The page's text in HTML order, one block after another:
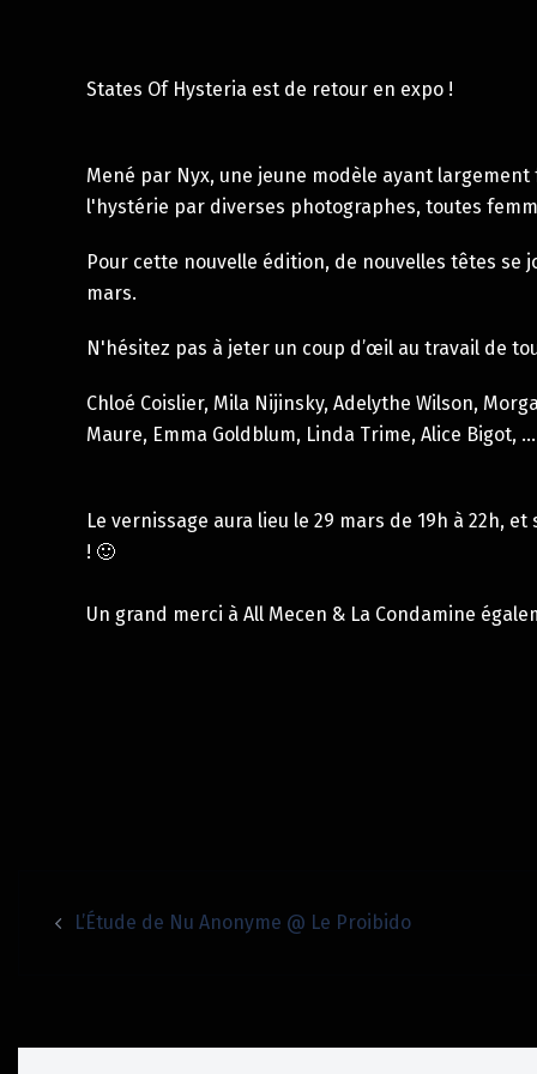
States Of Hysteria est de retour en expo !
Mené par Nyx, une jeune modèle ayant
l'hystérie par diverses photographes, toutes
Pour cette nouvelle édition, de nouvelles têtes
mars.
N'hésitez pas à jeter un coup d’œil au travail de
Chloé Coislier, Mila Nijinsky, Adelythe Wilson,
Maure, Emma Goldblum, Linda Trime, Alice Bigot, ...
Le vernissage aura lieu le 29 mars de 19h à 22h,
! 🙂
Un grand merci à All Mecen & La Condamine
Navigation
L’Étude de Nu Anonyme @ Le Proibido